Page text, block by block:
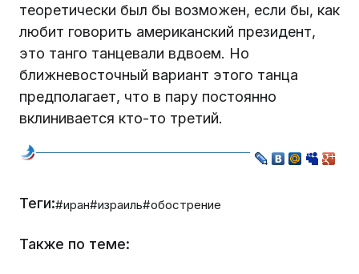
теоретически был бы возможен, если бы, как
любит говорить американский президент,
это танго танцевали вдвоем. Но
ближневосточный вариант этого танца
предполагает, что в пару постоянно
вклинивается кто-то третий.
Теги:#иран#израиль#обострение
Также по теме: